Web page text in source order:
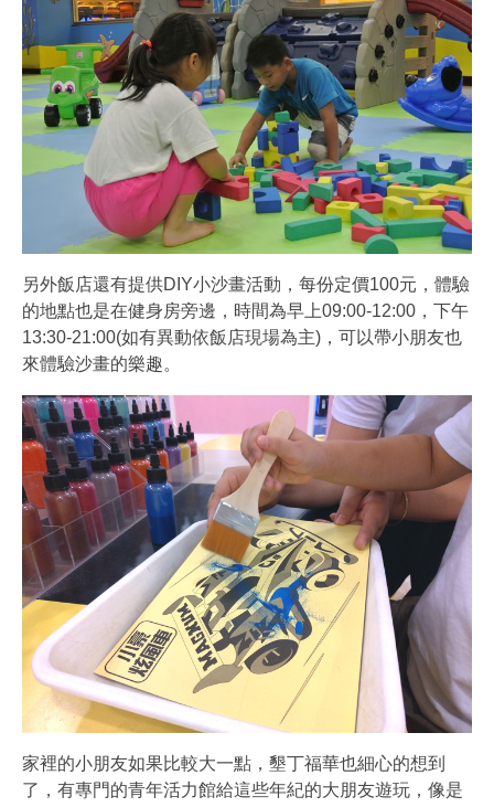
另外飯店還有提供DIY小沙畫活動，每份定價100元，體驗
的地點也是在健身房旁邊，時間為早上09:00-12:00，下午
13:30-21:00(如有異動依飯店現場為主)，可以帶小朋友也
來體驗沙畫的樂趣。
家裡的小朋友如果比較大一點，墾丁福華也細心的想到
了，有專門的青年活力館給這些年紀的大朋友遊玩，像是